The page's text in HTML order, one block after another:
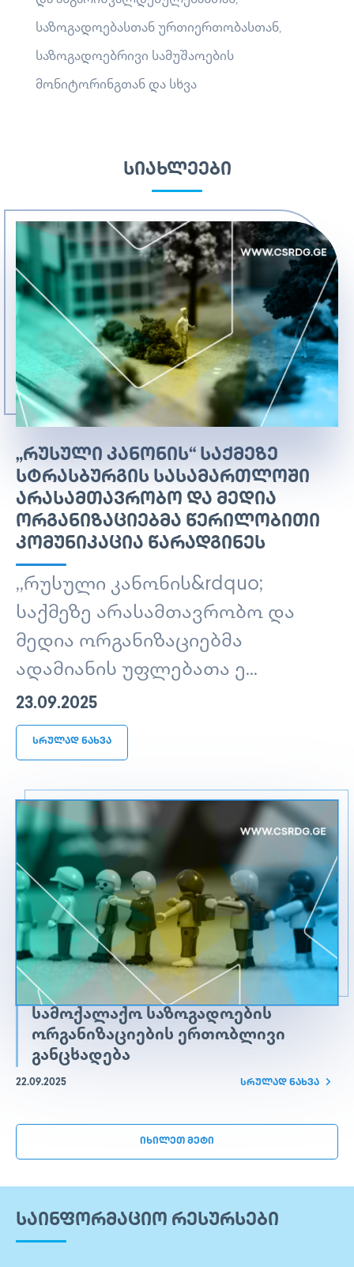
საზოგადოებასთან ურთიერთობასთან,
საზოგადოებრივი სამუშაოების
მონიტორინგთან და სხვა
ᲡᲘᲐᲮᲚᲔᲔᲑᲘ
„ᲠᲣᲡᲣᲚᲘ ᲙᲐᲜᲝᲜᲘᲡ“ ᲡᲐᲥᲛᲔᲖᲔ
ᲡᲢᲠᲐᲡᲑᲣᲠᲒᲘᲡ ᲡᲐᲡᲐᲛᲐᲠᲗᲚᲝᲨᲘ
ᲐᲠᲐᲡᲐᲛᲗᲐᲕᲠᲝᲑᲝ ᲓᲐ ᲛᲔᲓᲘᲐ
ᲝᲠᲒᲐᲜᲘᲖᲐᲪᲘᲔᲑᲛᲐ ᲬᲔᲠᲘᲚᲝᲑᲘᲗᲘ
ᲙᲝᲛᲣᲜᲘᲙᲐᲪᲘᲐ ᲬᲐᲠᲐᲓᲒᲘᲜᲔᲡ
,,რუსული კანონის&rdquo;
საქმეზე არასამთავრობო და
მედია ორგანიზაციებმა
ადამიანის უფლებათა ე...
23.09.2025
სრულად ნახვა
ᲡᲐᲛᲝᲥᲐᲚᲐᲥᲝ ᲡᲐᲖᲝᲒᲐᲓᲝᲔᲑᲘᲡ
ᲝᲠᲒᲐᲜᲘᲖᲐᲪᲘᲔᲑᲘᲡ ᲔᲠᲗᲝᲑᲚᲘᲕᲘ
ᲒᲐᲜᲪᲮᲐᲓᲔᲑᲐ
22.09.2025 ᲡᲠᲣᲚᲐᲓ ᲜᲐᲮᲕᲐ
იხილეთ მეტი
ᲡᲐᲘᲜᲤᲝᲠᲛᲐᲪᲘᲝ ᲠᲔᲡᲣᲠᲡᲔᲑᲘ